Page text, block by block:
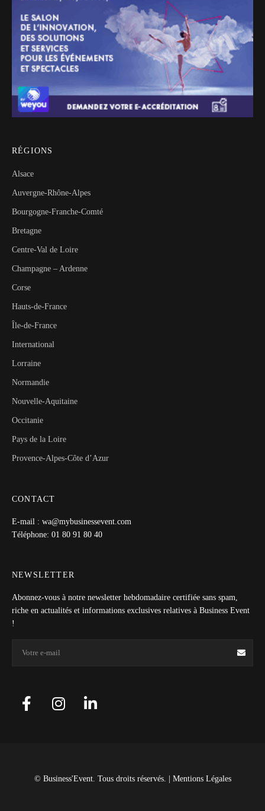
RÉGIONS
Alsace
Auvergne-Rhône-Alpes
Bourgogne-Franche-Comté
Bretagne
Centre-Val de Loire
Champagne – Ardenne
Corse
Hauts-de-France
Île-de-France
International
Lorraine
Normandie
Nouvelle-Aquitaine
Occitanie
Pays de la Loire
Provence-Alpes-Côte d’Azur
CONTACT
E-mail : wa@mybusinessevent.com
Téléphone: 01 80 91 80 40
NEWSLETTER
Abonnez-vous à notre newsletter hebdomadaire certifiée sans spam,
riche en actualités et informations exclusives relatives à Business Event
!
© Business'Event. Tous droits réservés. | Mentions Légales